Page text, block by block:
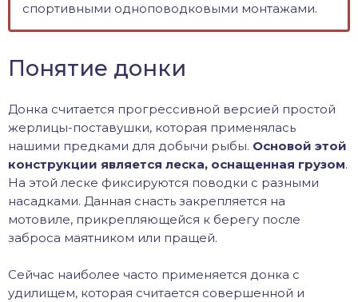
спортивными одноповодковыми монтажами.
Понятие донки
Донка считается прогрессивной версией простой
жерлицы-поставушки, которая применялась
нашими предками для добычи рыбы. Основой этой
конструкции является леска, оснащенная грузом.
На этой леске фиксируются поводки с разными
насадками. Данная снасть закрепляется на
мотовиле, прикрепляющейся к берегу после
заброса маятником или пращей.
Сейчас наиболее часто применяется донка с
удилищем, которая считается совершенной и